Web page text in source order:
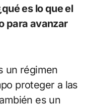
es lo que el
para avanzar
un régimen
proteger a las
es un